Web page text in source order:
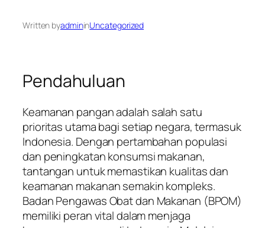
Written byadmininUncategorized
Pendahuluan
Keamanan pangan adalah salah satu
prioritas utama bagi setiap negara, termasuk
Indonesia. Dengan pertambahan populasi
dan peningkatan konsumsi makanan,
tantangan untuk memastikan kualitas dan
keamanan makanan semakin kompleks.
Badan Pengawas Obat dan Makanan (BPOM)
memiliki peran vital dalam menjaga